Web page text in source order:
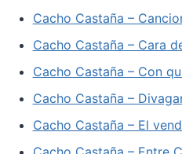
Cacho Castaña –
Cacho Castaña – Cara
Cacho Castaña – Con
Cacho Castaña –
Cacho Castaña – El